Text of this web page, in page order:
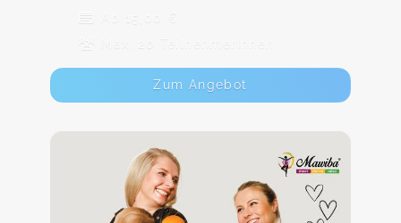
Ab 15,00 €
Max. 20 TeilnehmerInnen
Zum Angebot